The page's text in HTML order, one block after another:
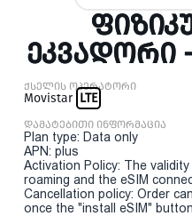
ᲔᲙᲕᲐᲓᲝᲠᲘ -
ქსელის ოპერატორი
Movistar LTE
დამატებითი ინფორმაცია
Plan type: Data only
APN: plus
Activation Policy: The
roaming and the eSIM
Cancellation policy: Order
once the "install eSIM"